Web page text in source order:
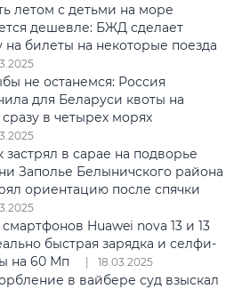
летом с детьми на море
дешевле: БЖД сделает
на билеты на некоторые поезда
не останемся: Россия
для Беларуси квоты на
в четырех морях
застрял в сарае на подворье
Заполье Белыничского района
ориентацию после спячки
Huawei nova 13 и 13
быстрая зарядка и селфи-
на 60 Мп
18.03.2025
в вайбере суд взыскал